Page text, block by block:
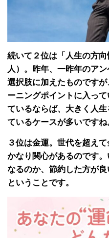
続いて２位は「人生の方
人）。昨年、一昨年のア
選択肢に加えたものです
ーニングポイントに入っ
ているならば、大きく人
ているケースが多いですね
３位は金運。世代を超え
かなり関心があるのです
なるのか、節約した方が
ということです。